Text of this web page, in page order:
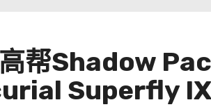
帮Shadow
Superfly